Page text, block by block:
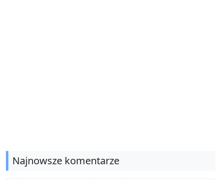
Najnowsze komentarze